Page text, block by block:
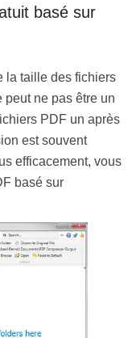
basé sur
la taille des fichiers
peut ne pas être un
PDF un après
est souvent
efficacement, vous
basé sur